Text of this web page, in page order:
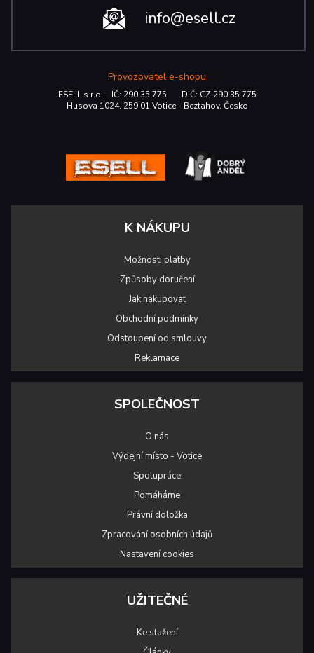
info@esell.cz
Provozovatel e-shopu
ESELL s.r.o. IČ: 290 35 775 DIČ: CZ 290 35 775
Husova 1024, 259 01 Votice - Beztahov, Česko
K NÁKUPU
Možnosti platby
Způsoby doručení
Jak nakupovat
Obchodní podmínky
Odstoupení od smlouvy
Reklamace
SPOLEČNOST
O nás
Výdejní místo - Votice
Spolupráce
Pomáháme
Právní doložka
Zpracování osobních údajů
Nastavení cookies
UŽITEČNÉ
Ke stažení